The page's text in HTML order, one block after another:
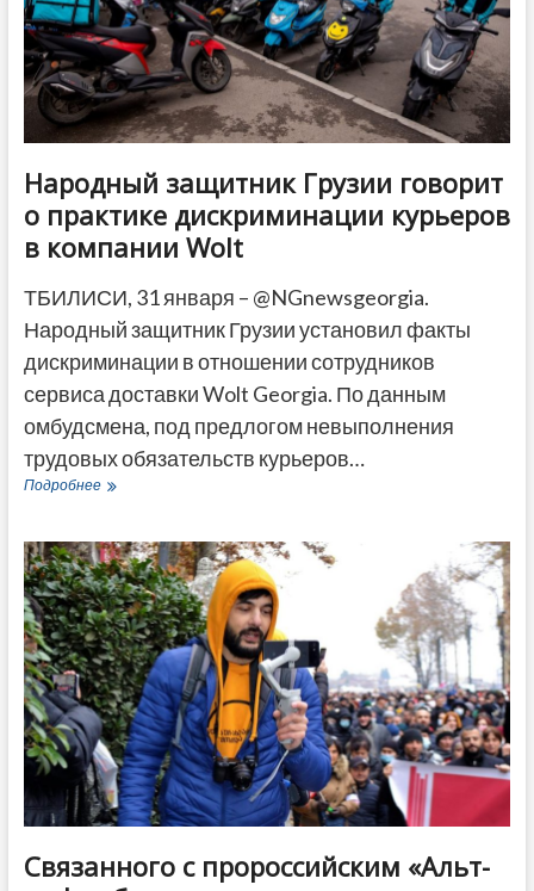
тысячи
лари
Народный защитник Грузии говорит
о практике дискриминации курьеров
в компании Wolt
ТБИЛИСИ, 31 января – @NGnewsgeorgia.
Народный защитник Грузии установил факты
дискриминации в отношении сотрудников
сервиса доставки Wolt Georgia. По данным
омбудсмена, под предлогом невыполнения
трудовых обязательств курьеров…
ПодробнееНародный
говорит
о
практике
дискриминации
курьеров
в
компании
Wolt
Связанного с пророссийским «Альт-